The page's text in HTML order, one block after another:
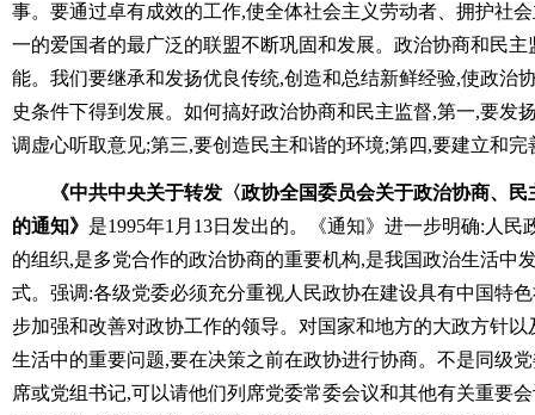
事。要通过卓有成效的工作,使全体社会主义劳动者、拥护社
一的爱国者的最广泛的联盟不断巩固和发展。政治协商和民
能。我们要继承和发扬优良传统,创造和总结新鲜经验,使政治
史条件下得到发展。如何搞好政治协商和民主监督,第一,要发
调虚心听取意见;第三,要创造民主和谐的环境;第四,要建立和完
《中共中央关于转发〈政协全国委员会关于政治协商、
的通知》 是1995年1月13日发出的。《通知》进一步明确:人
的组织,是多党合作的政治协商的重要机构,是我国政治生活中
式。强调:各级党委必须充分重视人民政协在建设具有中国特
步加强和改善对政协工作的领导。对国家和地方的大政方针
生活中的重要问题,要在决策之前在政协进行协商。不是同级
席或党组书记,可以请他们列席党委常委会议和其他有关重要